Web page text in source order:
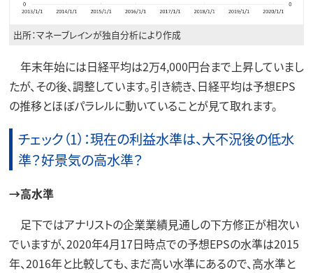
出所：マネーブレインが独自分析により作成
年末年始には日経平均は2万4,000円台まで上昇していまし
たが、その後、調整しています。引き続き、日経平均は予想EPS
の推移とほぼパラレルに動いていることが見て取れます。
チェック（1）：現在の利益水準は、大不況後の低水
準？好景気の高水準？
→高水準
足下ではアナリストの企業業績見通しの下方修正が相次い
でいますが、2020年4月17日時点での予想EPSの水準は2015
年、2016年と比較しても、まだ高い水準にあるので、高水準と